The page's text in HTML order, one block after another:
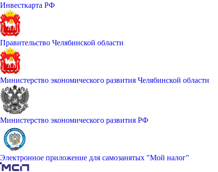
Инвесткарта РФ
Правительство Челябинской области
Министерство экономического развития Челябинской области
Министерство экономического развития РФ
Электронное приложение для самозанятых "Мой налог"